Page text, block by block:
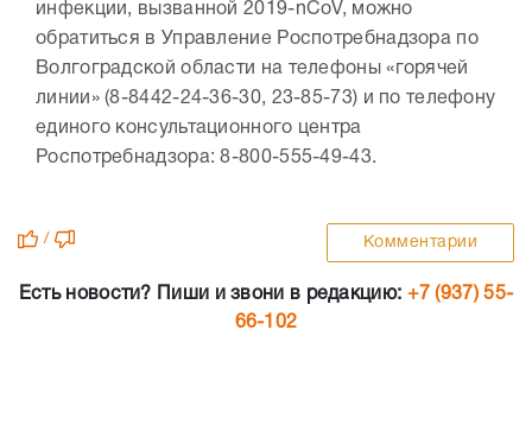
инфекции, вызванной 2019-nCoV, можно
обратиться в Управление Роспотребнадзора по
Волгоградской области на телефоны «горячей
линии» (8-8442-24-36-30, 23-85-73) и по телефону
единого консультационного центра
Роспотребнадзора: 8-800-555-49-43.
/ Комментарии
Есть новости? Пиши и звони в редакцию: +7 (937) 55-
66-102